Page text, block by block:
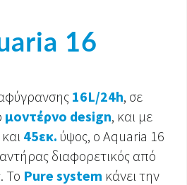
16
16L/24h, σε
μοντέρνο design, και με
45εκ. ύψος, ο Aquaria 16
διαφορετικός από
Το Pure system κάνει την